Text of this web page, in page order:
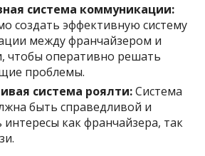
система коммуникации:
создать эффективную систему
между франчайзером и
чтобы оперативно решать
проблемы.
система роялти:Система
быть справедливой и
интересы как франчайзера, так